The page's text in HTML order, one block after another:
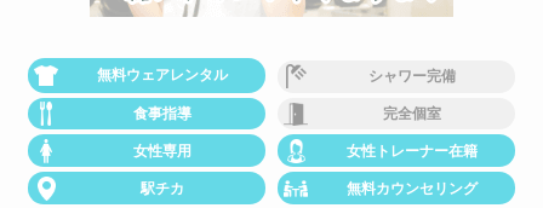
無料ウェアレンタル シャワー完備
食事指導 完全個室
女性専用 女性トレーナー在籍
駅チカ 無料カウンセリング